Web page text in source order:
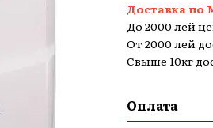
Доставка по
До 2000 лей
От 2000 лей
Свыше 10кг
Оплата